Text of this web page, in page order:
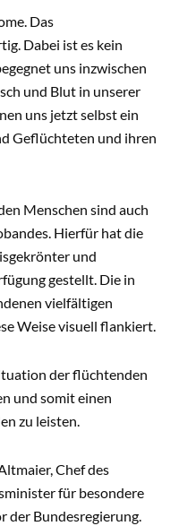
Das
Dabei ist es kein
uns inzwischen
und Blut in unserer
uns jetzt selbst ein
Geflüchteten und ihren
Menschen sind auch
Hierfür hat die
und
gestellt. Die in
vielfältigen
Weise visuell flankiert.
der flüchtenden
und somit einen
zu leisten.
Chef des
für besondere
der Bundesregierung.